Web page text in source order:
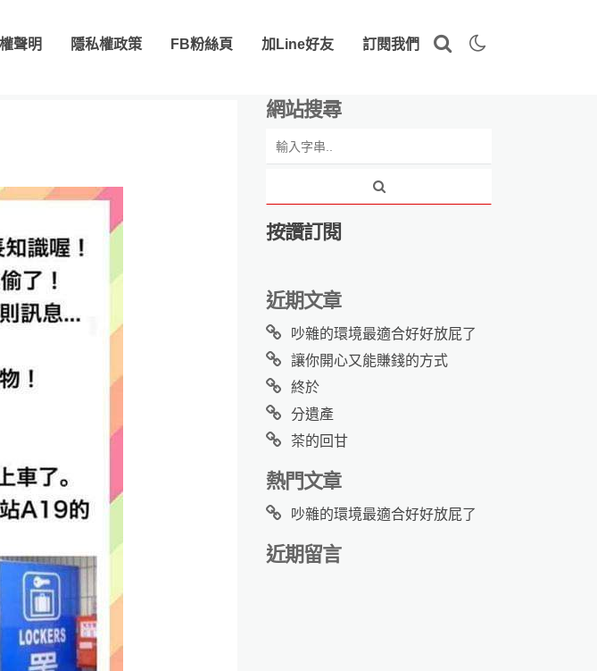
聲明 隱私權政策 FB粉絲頁 加Line好友 訂閱我們
網站搜尋
按讚訂閱
近期文章
吵雜的環境最適合好好放屁了
讓你開心又能賺錢的方式
終於
分遺產
茶的回甘
熱門文章
吵雜的環境最適合好好放屁了
近期留言